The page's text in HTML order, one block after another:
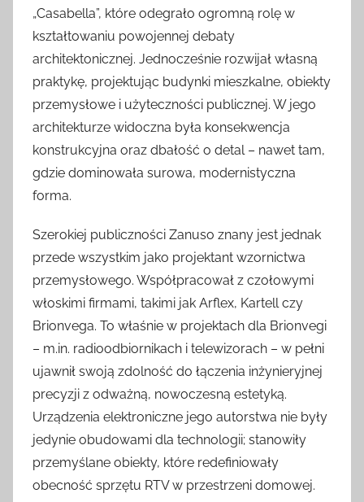
„Casabella”, które odegrało ogromną rolę w
kształtowaniu powojennej debaty
architektonicznej. Jednocześnie rozwijał własną
praktykę, projektując budynki mieszkalne, obiekty
przemysłowe i użyteczności publicznej. W jego
architekturze widoczna była konsekwencja
konstrukcyjna oraz dbałość o detal – nawet tam,
gdzie dominowała surowa, modernistyczna
forma.
Szerokiej publiczności Zanuso znany jest jednak
przede wszystkim jako projektant wzornictwa
przemysłowego. Współpracował z czołowymi
włoskimi firmami, takimi jak Arflex, Kartell czy
Brionvega. To właśnie w projektach dla Brionvegi
– m.in. radioodbiornikach i telewizorach – w pełni
ujawnił swoją zdolność do łączenia inżynieryjnej
precyzji z odważną, nowoczesną estetyką.
Urządzenia elektroniczne jego autorstwa nie były
jedynie obudowami dla technologii; stanowiły
przemyślane obiekty, które redefiniowały
obecność sprzętu RTV w przestrzeni domowej.